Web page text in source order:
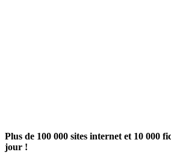
Plus de 100 000 sites internet et 10 000
jour !